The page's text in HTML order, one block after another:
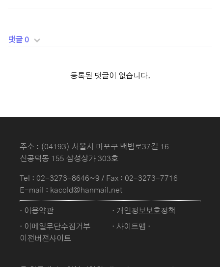
댓글 0
등록된 댓글이 없습니다.
주소 : (04193) 서울시 마포구 백범로37길 16
신공덕동 155 삼성상가 303호
Tel : 02-3273-8646~9 / Fax : 02-3273-7716
E-mail : kacold@hanmail.net
· 이용약관
· 개인정보보호정책
· 이메일무단수집거부
· 사이트맵 ·
이전버전사이트